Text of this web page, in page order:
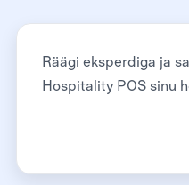
Räägi eksperdiga ja
Hospitality POS sinu